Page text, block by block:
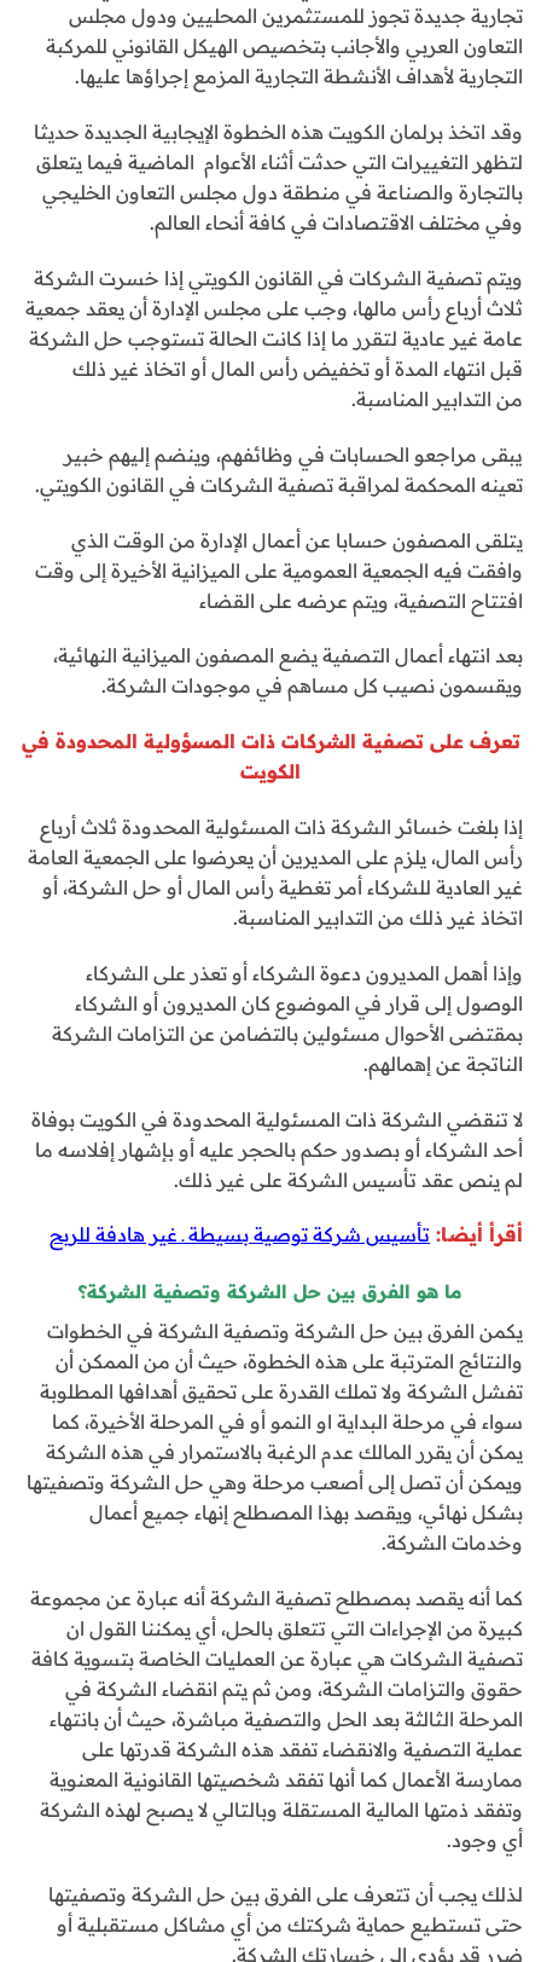
تجارية جديدة تجوز للمستثمرين المحليين ودول مجلس
التعاون العربي والأجانب بتخصيص الهيكل القانوني للمركبة
التجارية لأهداف الأنشطة التجارية المزمع إجراؤها عليها.
وقد اتخذ برلمان الكويت هذه الخطوة الإيجابية الجديدة حديثا
لتظهر التغييرات التي حدثت أثناء الأعوام الماضية فيما يتعلق
بالتجارة والصناعة في منطقة دول مجلس التعاون الخليجي
وفي مختلف الاقتصادات في كافة أنحاء العالم.
ويتم تصفية الشركات في القانون الكويتي إذا خسرت الشركة
ثلاث أرباع رأس مالها، وجب على مجلس الإدارة أن يعقد جمعية
عامة غير عادية لتقرر ما إذا كانت الحالة تستوجب حل الشركة
قبل انتهاء المدة أو تخفيض رأس المال أو اتخاذ غير ذلك
من التدابير المناسبة.
يبقى مراجعو الحسابات في وظائفهم، وينضم إليهم خبير
تعينه المحكمة لمراقبة تصفية الشركات في القانون الكويتي.
يتلقى المصفون حسابا عن أعمال الإدارة من الوقت الذي
وافقت فيه الجمعية العمومية على الميزانية الأخيرة إلى وقت
افتتاح التصفية، ويتم عرضه على القضاء
بعد انتهاء أعمال التصفية يضع المصفون الميزانية النهائية،
ويقسمون نصيب كل مساهم في موجودات الشركة.
تعرف على تصفية الشركات ذات المسؤولية المحدودة في
الكويت
إذا بلغت خسائر الشركة ذات المسئولية المحدودة ثلاث أرباع
رأس المال، يلزم على المديرين أن يعرضوا على الجمعية العامة
غير العادية للشركاء أمر تغطية رأس المال أو حل الشركة، أو
اتخاذ غير ذلك من التدابير المناسبة.
وإذا أهمل المديرون دعوة الشركاء أو تعذر على الشركاء
الوصول إلى قرار في الموضوع كان المديرون أو الشركاء
بمقتضى الأحوال مسئولين بالتضامن عن التزامات الشركة
الناتجة عن إهمالهم.
لا تنقضي الشركة ذات المسئولية المحدودة في الكويت بوفاة
أحد الشركاء أو بصدور حكم بالحجر عليه أو بإشهار إفلاسه ما
لم ينص عقد تأسيس الشركة على غير ذلك.
أقرأ أيضا: تأسيس شركة توصية بسيطة ـ غير هادفة للربح
ما هو الفرق بين حل الشركة وتصفية الشركة؟
يكمن الفرق بين حل الشركة وتصفية الشركة في الخطوات
والنتائج المترتبة على هذه الخطوة، حيث أن من الممكن أن
تفشل الشركة ولا تملك القدرة على تحقيق أهدافها المطلوبة
سواء في مرحلة البداية او النمو أو في المرحلة الأخيرة، كما
يمكن أن يقرر المالك عدم الرغبة بالاستمرار في هذه الشركة
ويمكن أن تصل إلى أصعب مرحلة وهي حل الشركة وتصفيتها
بشكل نهائي، ويقصد بهذا المصطلح إنهاء جميع أعمال
وخدمات الشركة.
كما أنه يقصد بمصطلح تصفية الشركة أنه عبارة عن مجموعة
كبيرة من الإجراءات التي تتعلق بالحل، أي يمكننا القول ان
تصفية الشركات هي عبارة عن العمليات الخاصة بتسوية كافة
حقوق والتزامات الشركة، ومن ثم يتم انقضاء الشركة في
المرحلة الثالثة بعد الحل والتصفية مباشرة، حيث أن بانتهاء
عملية التصفية والانقضاء تفقد هذه الشركة قدرتها على
ممارسة الأعمال كما أنها تفقد شخصيتها القانونية المعنوية
وتفقد ذمتها المالية المستقلة وبالتالي لا يصبح لهذه الشركة
أي وجود.
لذلك يجب أن تتعرف على الفرق بين حل الشركة وتصفيتها
حتى تستطيع حماية شركتك من أي مشاكل مستقبلية أو
ضرر قد يؤدى إلى خسارتك الشركة.